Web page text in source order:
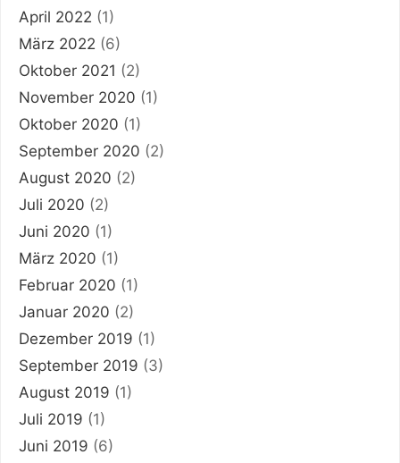
April 2022 (1)
März 2022 (6)
Oktober 2021 (2)
November 2020 (1)
Oktober 2020 (1)
September 2020 (2)
August 2020 (2)
Juli 2020 (2)
Juni 2020 (1)
März 2020 (1)
Februar 2020 (1)
Januar 2020 (2)
Dezember 2019 (1)
September 2019 (3)
August 2019 (1)
Juli 2019 (1)
Juni 2019 (6)